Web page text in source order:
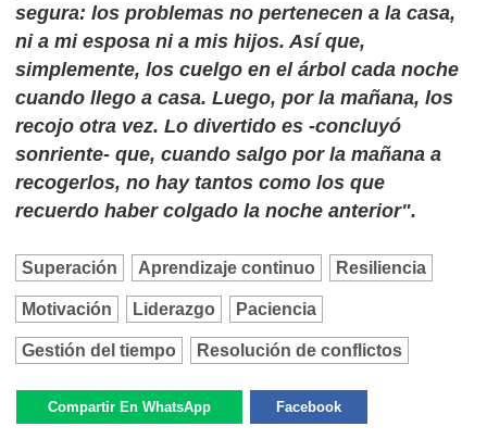
segura: los problemas no pertenecen a la casa,
ni a mi esposa ni a mis hijos. Así que,
simplemente, los cuelgo en el árbol cada noche
cuando llego a casa. Luego, por la mañana, los
recojo otra vez. Lo divertido es -concluyó
sonriente- que, cuando salgo por la mañana a
recogerlos, no hay tantos como los que
recuerdo haber colgado la noche anterior".
Superación Aprendizaje continuo Resiliencia
Motivación Liderazgo Paciencia
Gestión del tiempo Resolución de conflictos
Compartir En WhatsApp Facebook